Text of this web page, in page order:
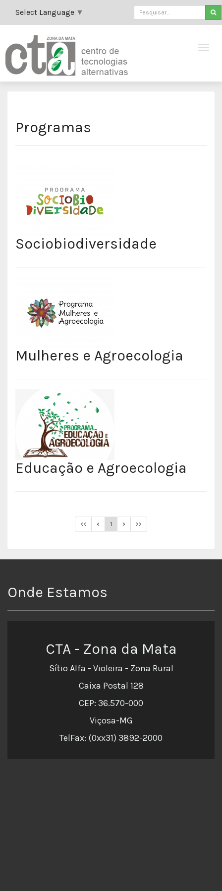
Select Language ▼
Programas
Sociobiodiversidade
Mulheres e Agroecologia
Educação e Agroecologia
<< < 1 > >>
Onde Estamos
CTA - Zona da Mata
Sítio Alfa - Violeira - Zona Rural
Caixa Postal 128
CEP: 36.570-000
Viçosa-MG
TelFax: (0xx31) 3892-2000